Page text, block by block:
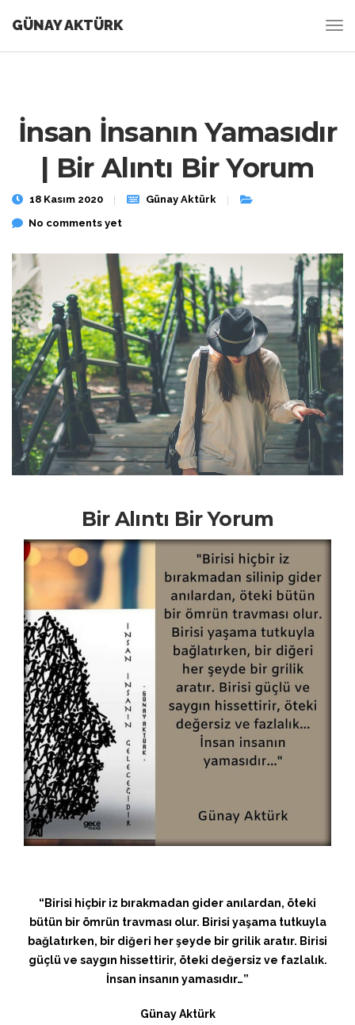
GÜNAY AKTÜRK
İnsan İnsanın Yamasıdır
| Bir Alıntı Bir Yorum
18 Kasım 2020
Günay Aktürk
No comments yet
Bir Alıntı Bir Yorum
“Birisi hiçbir iz bırakmadan gider anılardan, öteki
bütün bir ömrün travması olur. Birisi yaşama tutkuyla
bağlatırken, bir diğeri her şeyde bir grilik aratır. Birisi
güçlü ve saygın hissettirir, öteki değersiz ve fazlalık.
İnsan insanın yamasıdır…”
Günay Aktürk